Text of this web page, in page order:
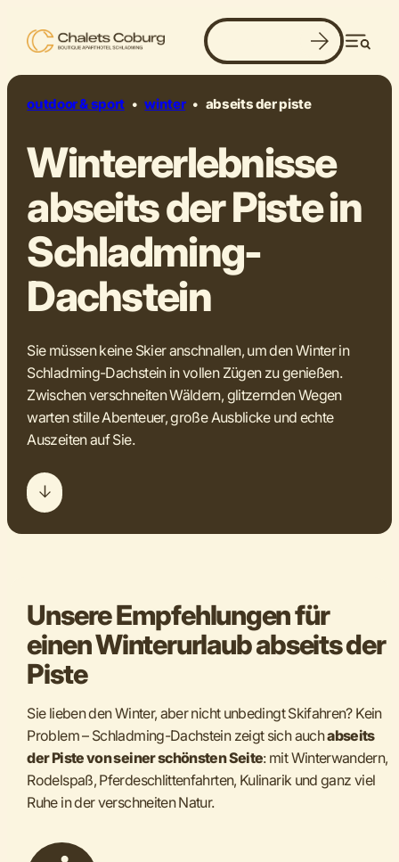
outdoor & sport • winter • abseits der piste
Wintererlebnisse
abseits der Piste in
Schladming-
Dachstein
Sie müssen keine Skier anschnallen, um den Winter in
Schladming-Dachstein in vollen Zügen zu genießen.
Zwischen verschneiten Wäldern, glitzernden Wegen
warten stille Abenteuer, große Ausblicke und echte
Auszeiten auf Sie.
winter. wandern. weitblick.
Unsere Empfehlungen für
einen Winterurlaub abseits der
Piste
Sie lieben den Winter, aber nicht unbedingt Skifahren? Kein
Problem – Schladming-Dachstein zeigt sich auchabseits
der Piste von seiner schönsten Seite: mit Winterwandern,
Rodelspaß, Pferdeschlittenfahrten, Kulinarik und ganz viel
Ruhe in der verschneiten Natur.